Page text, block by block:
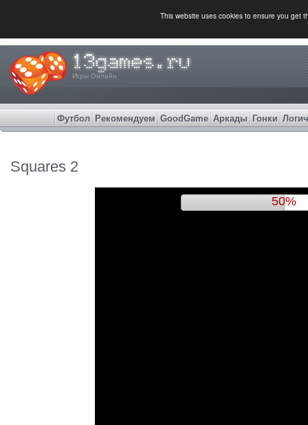
This website uses cookies to ensure you get
Игры Онлайн
Футбол Рекомендуем GoodGame Аркады Гонки
Squares 2
53%